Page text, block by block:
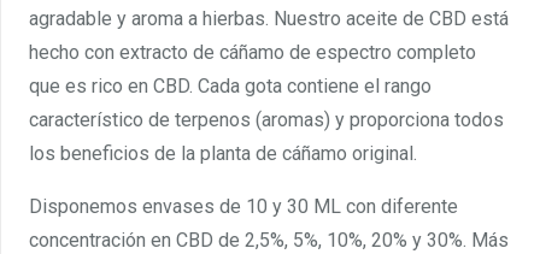
agradable y aroma a hierbas. Nuestro aceite de CBD está
hecho con extracto de cáñamo de espectro completo
que es rico en CBD. Cada gota contiene el rango
característico de terpenos (aromas) y proporciona todos
los beneficios de la planta de cáñamo original.
Disponemos envases de 10 y 30 ML con diferente
concentración en CBD de 2,5%, 5%, 10%, 20% y 30%. Más